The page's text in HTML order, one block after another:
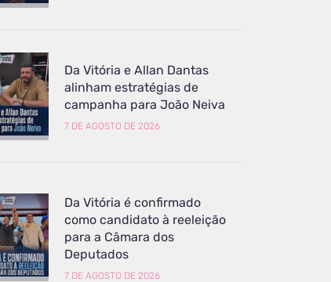
Da Vitória e Allan Dantas
alinham estratégias de
campanha para João Neiva
7 DE AGOSTO DE 2026
Da Vitória é confirmado
como candidato à reeleição
para a Câmara dos
Deputados
7 DE AGOSTO DE 2026